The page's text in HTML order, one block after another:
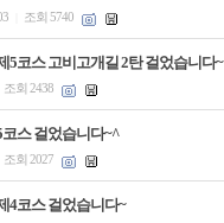
조회 5740
5코스 고비고개길 2탄 걸었습니다~
조회 2438
코스 걸었습니다~^
조회 2027
4코스 걸었습니다~